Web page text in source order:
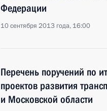
Федерации
10 сентября 2013 года, 16:00
Перечень поручений по
проектов развития
и Московской области